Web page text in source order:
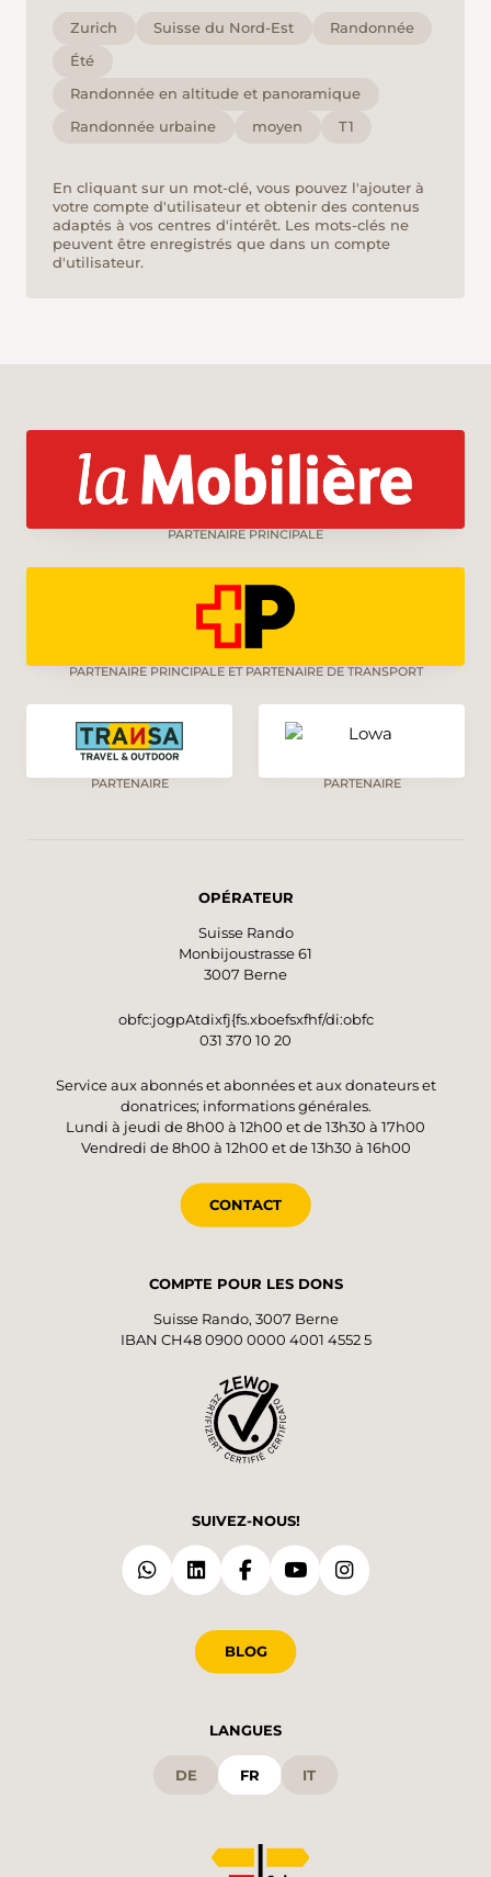
Zurich Suisse du Nord-Est
Randonnée
Été
Randonnée en altitude et panoramique
Randonnée urbaine
moyen T1
En cliquant sur un mot-clé, vous pouvez l'ajouter à
votre compte d'utilisateur et obtenir des contenus
adaptés à vos centres d'intérêt. Les mots-clés ne
peuvent être enregistrés que dans un compte
d'utilisateur.
PARTENAIRE PRINCIPALE
PARTENAIRE PRINCIPALE ET PARTENAIRE DE TRANSPORT
PARTENAIRE PARTENAIRE
OPÉRATEUR
Suisse Rando
Monbijoustrasse 61
3007 Berne
obfc:jogpAtdixfj{fs.xboefsxfhf/di:obfc
031 370 10 20
Service aux abonnés et abonnées et aux donateurs et
donatrices; informations générales.
Lundi à jeudi de 8h00 à 12h00 et de 13h30 à 17h00
Vendredi de 8h00 à 12h00 et de 13h30 à 16h00
CONTACT
COMPTE POUR LES DONS
Suisse Rando, 3007 Berne
IBAN CH48 0900 0000 4001 4552 5
SUIVEZ-NOUS!
BLOG
LANGUES
DE FR IT